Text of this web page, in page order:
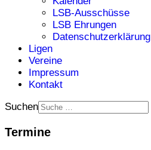
LSB-Ausschüsse
LSB Ehrungen
Datenschutzerklärung
Ligen
Vereine
Impressum
Kontakt
Suchen
Termine